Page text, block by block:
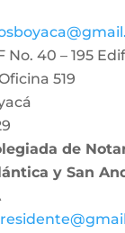
No. 40 – 195
519
de
y San